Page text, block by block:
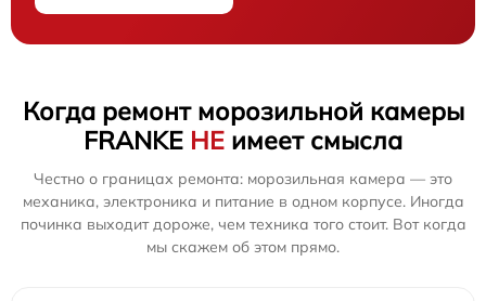
Когда ремонт морозильной камеры
FRANKE НЕ имеет смысла
Честно о границах ремонта: морозильная камера — это
механика, электроника и питание в одном корпусе. Иногда
починка выходит дороже, чем техника того стоит. Вот когда
мы скажем об этом прямо.